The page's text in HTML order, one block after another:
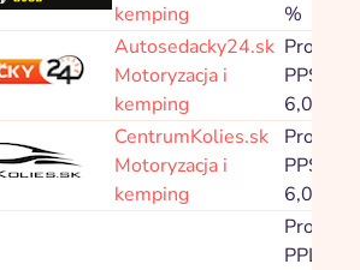
kemping
%
Autosedacky24.sk
Motoryzacja i
kemping
Prowizja
PPS
6,00 %
CentrumKolies.sk
Motoryzacja i
kemping
Prowizja
PPS
6,00 %
Prowizja
PPL